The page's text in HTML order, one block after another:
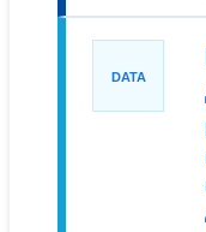
DATA